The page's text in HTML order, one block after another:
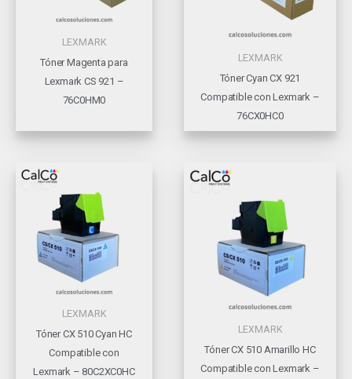
LEXMARK
Tóner Magenta para
Lexmark CS 921 –
76C0HM0
LEXMARK
Tóner Cyan CX 921
Compatible con Lexmark –
76CX0HC0
LEXMARK
Tóner CX 510 Cyan HC
Compatible con
Lexmark – 80C2XC0HC
LEXMARK
Tóner CX 510 Amarillo HC
Compatible con Lexmark –